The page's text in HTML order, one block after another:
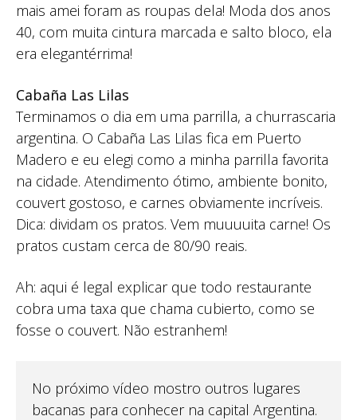
mais amei foram as roupas dela! Moda dos anos
40, com muita cintura marcada e salto bloco, ela
era elegantérrima!
Cabaña Las Lilas
Terminamos o dia em uma parrilla, a churrascaria
argentina. O Cabaña Las Lilas fica em Puerto
Madero e eu elegi como a minha parrilla favorita
na cidade. Atendimento ótimo, ambiente bonito,
couvert gostoso, e carnes obviamente incríveis.
Dica: dividam os pratos. Vem muuuuita carne! Os
pratos custam cerca de 80/90 reais.
Ah: aqui é legal explicar que todo restaurante
cobra uma taxa que chama cubierto, como se
fosse o couvert. Não estranhem!
No próximo vídeo mostro outros lugares
bacanas para conhecer na capital Argentina.